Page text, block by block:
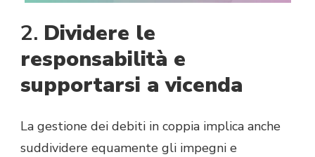
2. Dividere le
responsabilità e
supportarsi a vicenda
La gestione dei debiti in coppia implica anche
suddividere equamente gli impegni e